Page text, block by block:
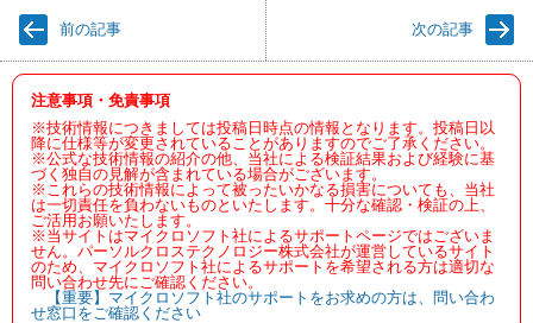
前の記事 次の記事
注意事項・免責事項
※技術情報につきましては投稿日時点の情報となります。投稿日以
降に仕様等が変更されていることがありますのでご了承ください。
※公式な技術情報の紹介の他、当社による検証結果および経験に基
づく独自の見解が含まれている場合がございます。
※これらの技術情報によって被ったいかなる損害についても、当社
は一切責任を負わないものといたします。十分な確認・検証の上、
ご活用お願いたします。
※当サイトはマイクロソフト社によるサポートページではございま
せん。パーソルクロステクノロジー株式会社が運営しているサイト
のため、マイクロソフト社によるサポートを希望される方は適切な
問い合わせ先にご確認ください。
【重要】マイクロソフト社のサポートをお求めの方は、問い合わ
せ窓口をご確認ください